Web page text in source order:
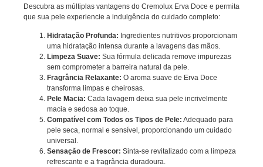
Descubra as múltiplas vantagens do Cremolux Erva Doce e permita
que sua pele experiencie a indulgência do cuidado completo:
Hidratação Profunda: Ingredientes nutritivos proporcionam
uma hidratação intensa durante a lavagens das mãos.
Limpeza Suave: Sua fórmula delicada remove impurezas
sem comprometer a barreira natural da pele.
Fragrância Relaxante: O aroma suave de Erva Doce
transforma limpas e cheirosas.
Pele Macia: Cada lavagem deixa sua pele incrivelmente
macia e sedosa ao toque.
Compatível com Todos os Tipos de Pele: Adequado para
pele seca, normal e sensível, proporcionando um cuidado
universal.
Sensação de Frescor: Sinta-se revitalizado com a limpeza
refrescante e a fragrância duradoura.